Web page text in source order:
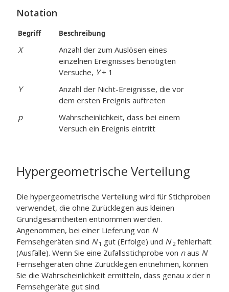
Notation
Begriff Beschreibung
X
Anzahl der zum Auslösen eines
einzelnen Ereignisses benötigten
Versuche, Y+ 1
Y
Anzahl der Nicht-Ereignisse, die vor
dem ersten Ereignis auftreten
p
Wahrscheinlichkeit, dass bei einem
Versuch ein Ereignis eintritt
Hypergeometrische Verteilung
Die hypergeometrische Verteilung wird für Stichproben
verwendet, die ohne Zurücklegen aus kleinen
Grundgesamtheiten entnommen werden.
Angenommen, bei einer Lieferung von N
Fernsehgeräten sind N 1 gut (Erfolge) und N 2 fehlerhaft
(Ausfälle). Wenn Sie eine Zufallsstichprobe von naus N
Fernsehgeräten ohne Zurücklegen entnehmen, können
Sie die Wahrscheinlichkeit ermitteln, dass genau xder n
Fernsehgeräte gut sind.